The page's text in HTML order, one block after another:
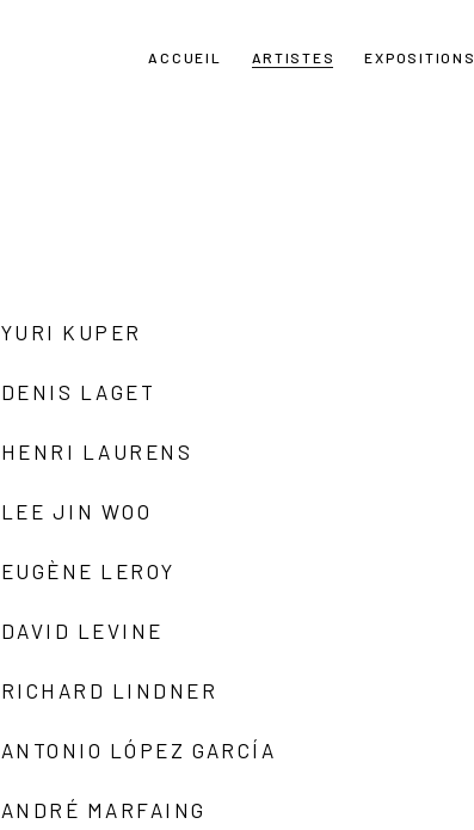
ACCUEIL ARTISTES EXPOSITIONS
YURI KUPER
DENIS LAGET
HENRI LAURENS
LEE JIN WOO
EUGÈNE LEROY
DAVID LEVINE
RICHARD LINDNER
ANTONIO LÓPEZ GARCÍA
ANDRÉ MARFAING